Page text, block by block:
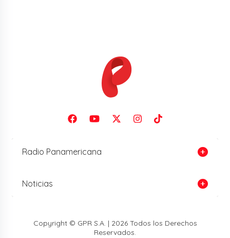
Radio Panamericana
Noticias
Copyright © GPR S.A. | 2026 Todos los Derechos
Reservados.